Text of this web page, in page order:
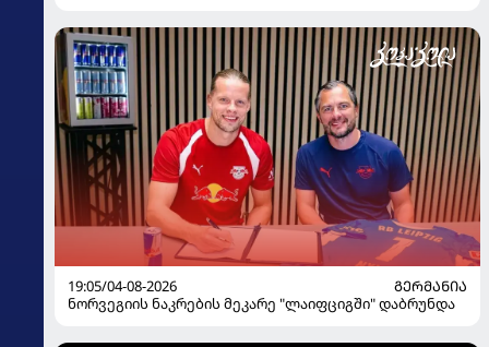
19:05/04-08-2026
ᲒᲔᲠᲛᲐᲜᲘᲐ
ნორვეგიის ნაკრების მეკარე "ლაიფციგში" დაბრუნდა